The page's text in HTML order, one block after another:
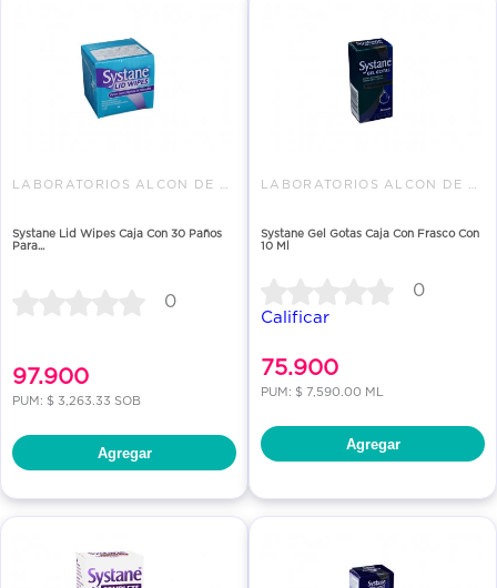
Systane Lid Wipes Caja Con 30 Paños
Para...
0
97.900
PUM: $ 3,263.33 SOB
Agregar
Systane Gel Gotas Caja Con Frasco Con
10 Ml
0
Calificar
75.900
PUM: $ 7,590.00 ML
Agregar